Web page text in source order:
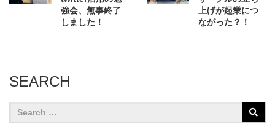
強会、無事終了
しました！
上げが起業につ
ながった？！
SEARCH